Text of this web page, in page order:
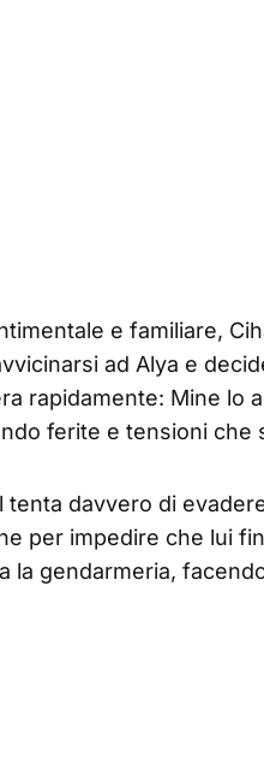
e familiare,
ad Alya e
rapidamente: Mine lo
ferite e tensioni che
tenta davvero di
per impedire che lui
la gendarmeria,